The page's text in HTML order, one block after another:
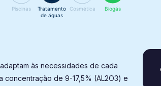
Piscinas
Tratamento
de águas
Cosmética Biogás
às necessidades de cada
concentração de 9-17,5% (AL2O3) e